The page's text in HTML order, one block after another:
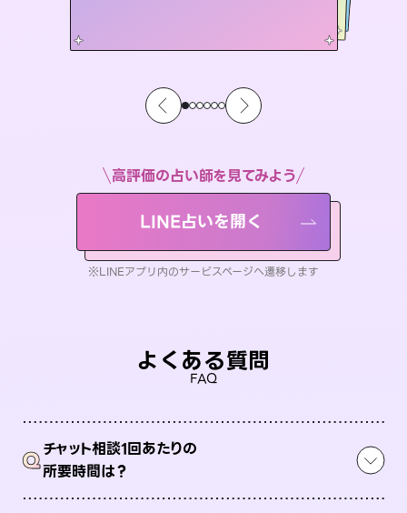
高評価の占い師を見てみよう
LINE占いを開く
※LINEアプリ内のサービスページへ遷移します
よくある質問
FAQ
Qチャット相談1回あたりの
所要時間は？